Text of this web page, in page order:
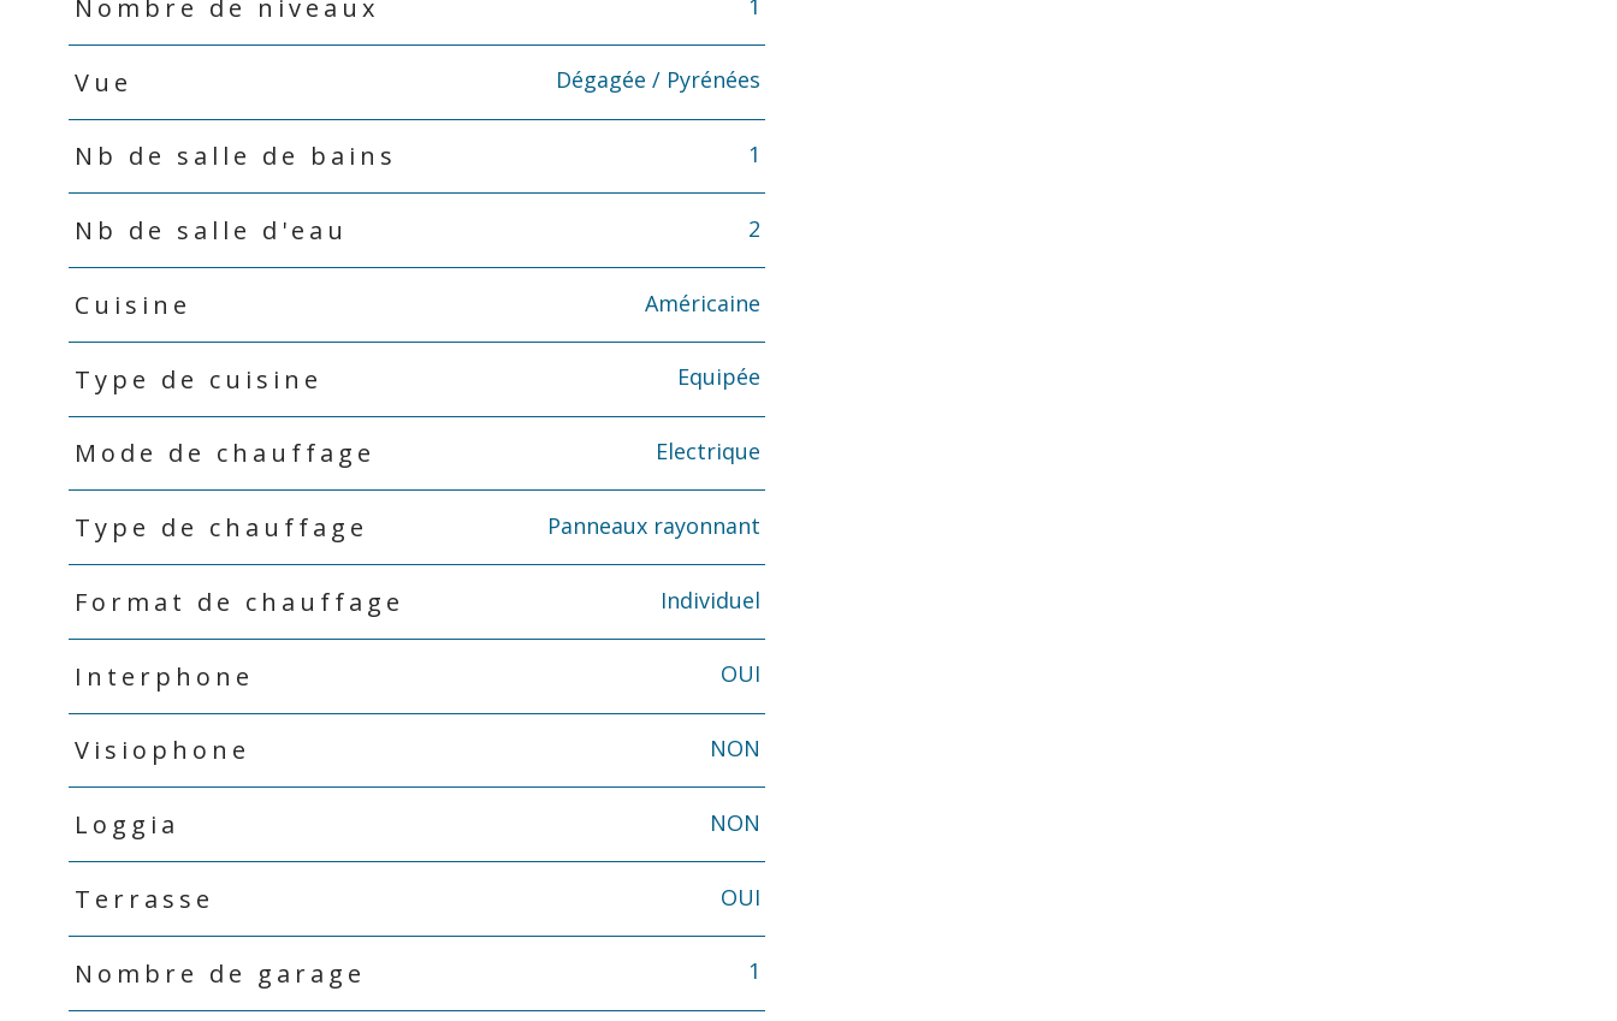
Nombre de niveaux
Vue Dégagée / Pyrénées
Nb de salle de bains 1
Nb de salle d'eau 2
Cuisine Américaine
Type de cuisine Equipée
Mode de chauffage Electrique
Type de chauffage Panneaux rayonnant
Format de chauffage Individuel
Interphone OUI
Visiophone NON
Loggia NON
Terrasse OUI
Nombre de garage 1